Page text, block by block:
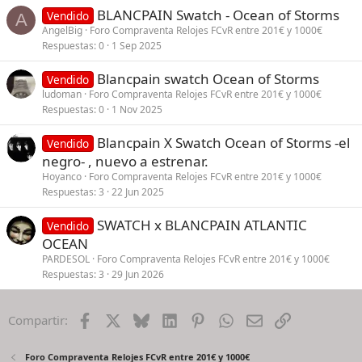
A Vendido BLANCPAIN Swatch - Ocean of Storms
AngelBig Foro Compraventa Relojes FCvR entre 201€ y 1000€
Respuestas 0 1 Sep 2025
Vendido Blancpain swatch Ocean of Storms
ludoman Foro Compraventa Relojes FCvR entre 201€ y 1000€
Respuestas 0 1 Nov 2025
Vendido Blancpain X Swatch Ocean of Storms -el
negro- , nuevo a estrenar.
Hoyanco Foro Compraventa Relojes FCvR entre 201€ y 1000€
Respuestas 3 22 Jun 2025
Vendido SWATCH x BLANCPAIN ATLANTIC
OCEAN
PARDESOL Foro Compraventa Relojes FCvR entre 201€ y 1000€
Respuestas 3 29 Jun 2026
Compartir: Facebook BlueskyLinkedInPinterestWhatsApp
EmailEnlace
Foro Compraventa Relojes FCvR entre 201€ y 1000€